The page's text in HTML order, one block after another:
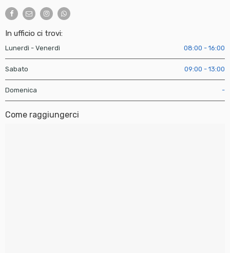
In ufficio ci trovi:
Lunerdì - Venerdì 08:00 - 16:00
Sabato 09:00 - 13:00
Domenica -
Come raggiungerci